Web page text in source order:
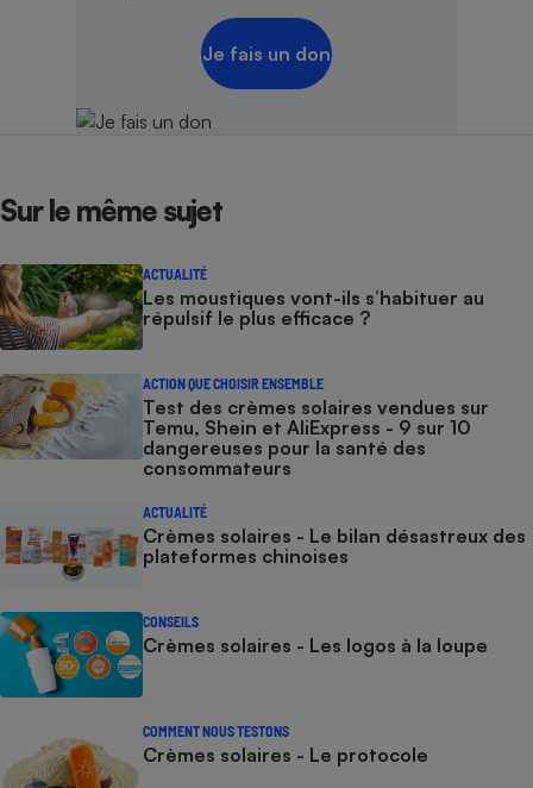
Je fais un don
Sur le même sujet
ACTUALITÉ
Les moustiques vont-ils s’habituer au
répulsif le plus efficace ?
ACTION QUE CHOISIR ENSEMBLE
Test des crèmes solaires vendues sur
Temu, Shein et AliExpress - 9 sur 10
dangereuses pour la santé des
consommateurs
ACTUALITÉ
Crèmes solaires - Le bilan désastreux des
plateformes chinoises
CONSEILS
Crèmes solaires - Les logos à la loupe
COMMENT NOUS TESTONS
Crèmes solaires - Le protocole